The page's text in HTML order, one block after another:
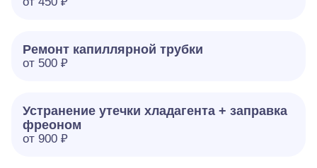
Ремонт капиллярной трубки
от 500 ₽
Устранение утечки хладагента + заправка
фреоном
от 900 ₽